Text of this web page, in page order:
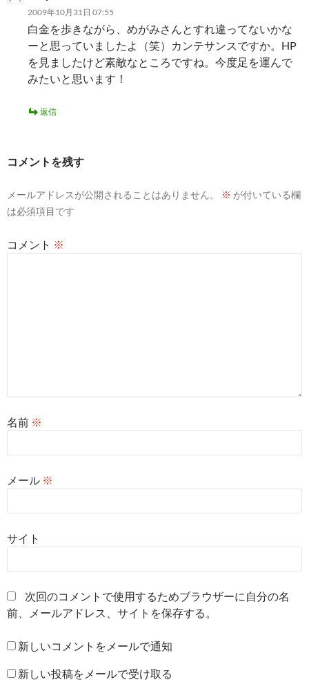
2009年10月31日 07:55
白金を歩きながら、めがみさんとすれ違ってないかな
ーと思っていましたよ（笑）カンテサンスですか。HP
を見ましたけど素敵なところですね。今度足を運んで
みたいと思います！
返信
コメントを残す
メールアドレスが公開されることはありません。 ※ が付いている欄
は必須項目です
コメント ※
名前 ※
メール ※
サイト
次回のコメントで使用するためブラウザーに自分の名
前、メールアドレス、サイトを保存する。
新しいコメントをメールで通知
新しい投稿をメールで受け取る